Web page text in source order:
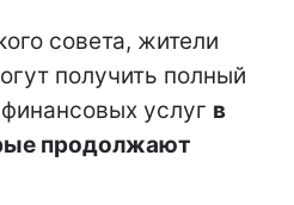
совета, жители
получить полный
услуг в
продолжают